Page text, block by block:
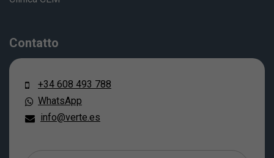
Contatto
+34 608 493 788
WhatsApp
info@verte.es